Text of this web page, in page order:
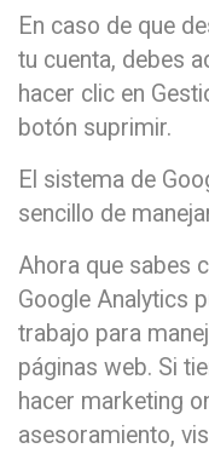
En caso de que
tu cuenta, debes
hacer clic en
botón suprimir.
El sistema de
sencillo de
Ahora que sabes
Google Analytics
trabajo para
páginas web. Si
hacer marketing
asesoramiento,